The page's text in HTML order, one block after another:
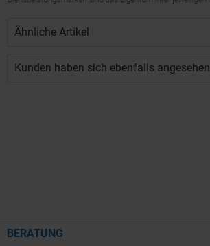
Ähnliche Artikel
Kunden haben sich ebenfalls angesehen
BERATUNG